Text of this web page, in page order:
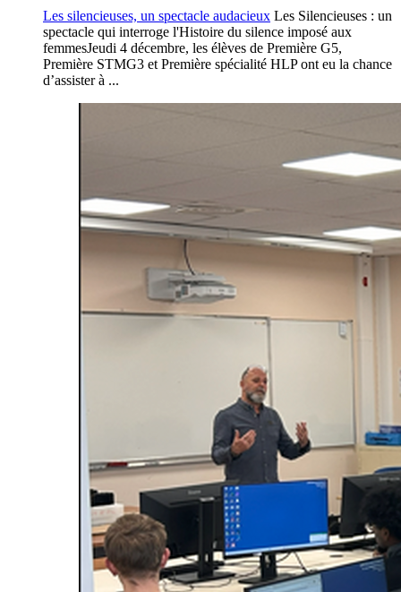
Les silencieuses, un spectacle audacieux Les Silencieuses : un
spectacle qui interroge l'Histoire du silence imposé aux
femmesJeudi 4 décembre, les élèves de Première G5,
Première STMG3 et Première spécialité HLP ont eu la chance
d’assister à ...